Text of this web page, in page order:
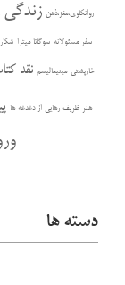
روانکاوی،مغز،ذهن زندگی
سفر مسئولانه سوگاتا میترا
خارپشتی مینیمالیسم نقد
هنر ظریف رهایی از دغدغه ها
دسته ها